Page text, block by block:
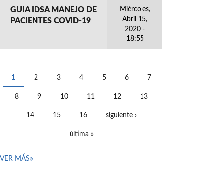
GUIA IDSA MANEJO DE
PACIENTES COVID-19
Miércoles,
Abril 15,
2020 -
18:55
PÁGINAS
1 2 3 4 5 6 7
8 9 10 11 12 13
14 15 16 siguiente ›
última »
VER MÁS